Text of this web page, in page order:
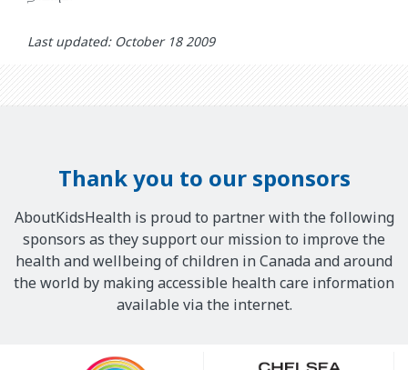
Last updated: October 18 2009
Thank you to our sponsors
AboutKidsHealth is proud to partner with the following
sponsors as they support our mission to improve the
health and wellbeing of children in Canada and around
the world by making accessible health care information
available via the internet.